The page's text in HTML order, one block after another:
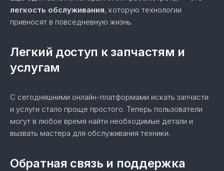
легкость обслуживания, которую технологии
привносят в повседневную жизнь.
Легкий доступ к запчастям и
услугам
С сегодняшними онлайн-платформами искать запчасти
и услуги стало проще простого. Теперь пользователи
могут в любое время найти необходимые детали и
вызвать мастера для обслуживания техники.
Обратная связь и поддержка